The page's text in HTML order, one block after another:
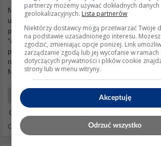
Mam problem z ogrzewaniem na podczerwień
umiejscowione na suficie). Wydaje mi się jednak,
problemem w całej tej dyskusji jest
"ogrzewanie IR" był, moim zdaniem,
promienników IR, czy to gazowych czy
normalnej pracy osiągają temperatury kilkuset
Marketingowcy,...
Elektryka Dla Każdego
Odpowiedzi: 67 Wyświetleń: 28035
partnerzy możemy używać dokładnych danych
geolokalizacyjnych. Lista partnerów
Niektórzy dostawcy mogą przetwarzać Twoje
na podstawie uzasadnionego interesu.
zgodzić, zmieniając opcje poniżej. Link
zarządzanie zgodą lub jej wycofanie w ramach
dotyczących prywatności i plików cookie
strony lub w menu witryny.
Akceptuję
Odrzuć wszystko